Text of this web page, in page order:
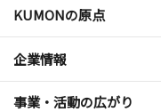
KUMONの原点
企業情報
事業・活動の広がり